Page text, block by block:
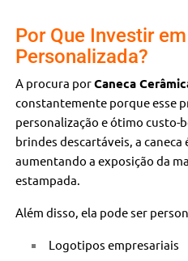
Por Que Investir
Personalizada?
A procura porCaneca
constantemente porque esse
personalização e ótimo custo-
brindes descartáveis, a
aumentando a exposição da
estampada.
Além disso, ela pode ser
Logotipos empresariais